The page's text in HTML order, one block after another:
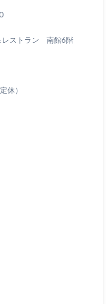
レストラン 南館6階
休）